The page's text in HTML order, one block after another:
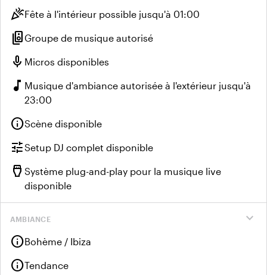
celebrationFête à l'intérieur possible jusqu'à 01:00
speaker_groupGroupe de musique autorisé
mic Micros disponibles
music_note Musique d'ambiance autorisée à l'extérieur jusqu'à
23:00
infoScène disponible
tuneSetup DJ complet disponible
settings_input_hdmi Système plug-and-play pour la musique live
disponible
expand_more
AMBIANCE
infoBohème / Ibiza
infoTendance